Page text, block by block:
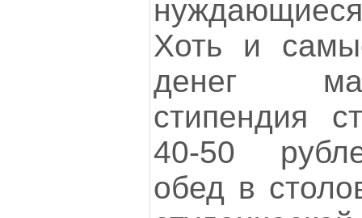
Хоть и
денег
стипендия
40-50
обед в